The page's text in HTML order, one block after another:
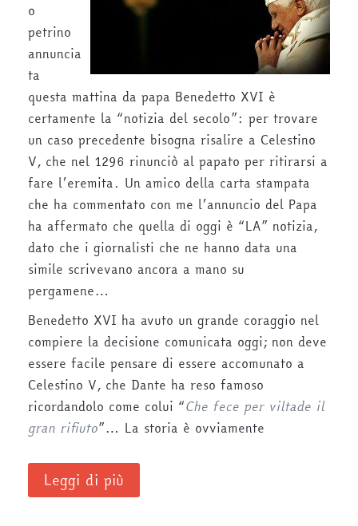
o
petrino
annuncia
ta
questa mattina da papa Benedetto XVI è
certamente la “notizia del secolo”: per trovare
un caso precedente bisogna risalire a Celestino
V, che nel 1296 rinunciò al papato per ritirarsi a
fare l’eremita. Un amico della carta stampata
che ha commentato con me l’annuncio del Papa
ha affermato che quella di oggi è “LA” notizia,
dato che i giornalisti che ne hanno data una
simile scrivevano ancora a mano su
pergamene…
Benedetto XVI ha avuto un grande coraggio nel
compiere la decisione comunicata oggi; non deve
essere facile pensare di essere accomunato a
Celestino V, che Dante ha reso famoso
ricordandolo come colui “Che fece per viltade il
gran rifiuto”… La storia è ovviamente
Leggi di più